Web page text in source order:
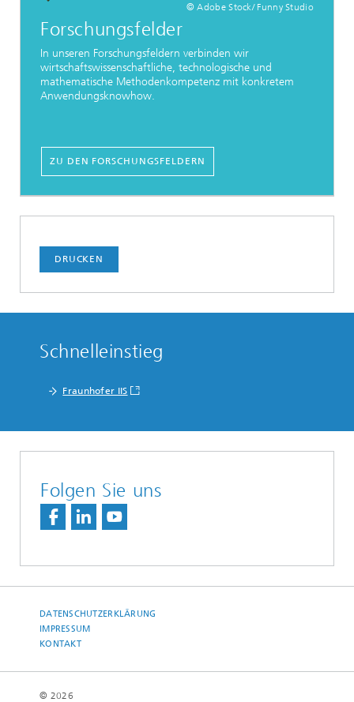
© Adobe Stock/ Funny Studio
Forschungsfelder
In unseren Forschungsfeldern verbinden wir
wirtschaftswissenschaftliche, technologische und
mathematische Methodenkompetenz mit konkretem
Anwendungsknowhow.
ZU DEN FORSCHUNGSFELDERN
DRUCKEN
Schnelleinstieg
Fraunhofer IIS
Folgen Sie uns
DATENSCHUTZERKLÄRUNG
IMPRESSUM
KONTAKT
© 2026